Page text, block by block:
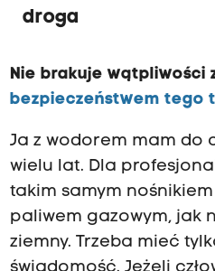
droga
Nie brakuje wątpliwości
bezpieczeństwem tego
Ja z wodorem mam do
wielu lat. Dla
takim samym
paliwem gazowym, jak
ziemny. Trzeba mieć